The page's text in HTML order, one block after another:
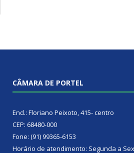
CÂMARA DE PORTEL
End.: Floriano Peixoto, 415- centro
CEP: 68480-000
Fone: (91) 99365-6153
Horário de atendimento: Segunda a